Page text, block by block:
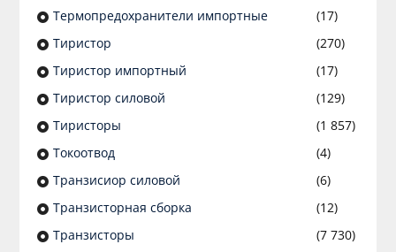
Термопредохранители импортные
(17)
Тиристор
(270)
Тиристор импортный
(17)
Тиристор силовой
(129)
Тиристоры
(1 857)
Токоотвод
(4)
Транзисиор силовой
(6)
Транзисторная сборка
(12)
Транзисторы
(7 730)